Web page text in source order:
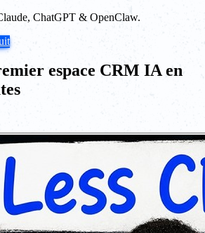
ChatGPT & OpenClaw.
espace CRM IA en